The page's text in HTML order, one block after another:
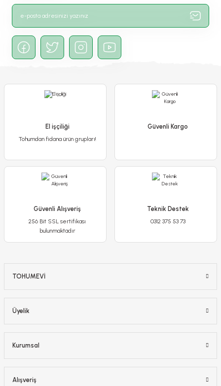
Gönder
Jiffy Şişen Tablet – Sıkıştırılmış Pratik Tohum Çimlendirme Torfu
10,00 TL
Detaylı İncele
-%13
El işçiliği
Tohumdan fidana ürün grupları!
Güvenli Kargo
Güvenli Alışveriş
256 Bit SSL sertifikası
bulunmaktadır
Teknik Destek
0312 375 53 73
TOHUMEVİ
Üyelik
Kurumsal
Alışveriş